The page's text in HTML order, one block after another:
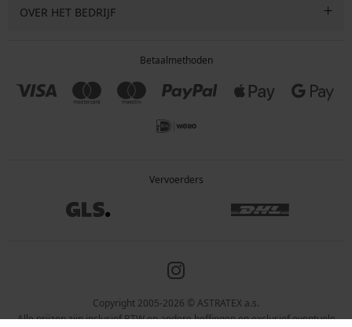
OVER HET BEDRIJF
Betaalmethoden
Vervoerders
Copyright 2005-2026 © ASTRATEX a.s.
Alle prijzen zijn inclusief BTW en andere heffingen en exclusief eventuele